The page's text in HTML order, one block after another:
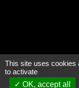
This site uses cookies
to activate
OK, accept all